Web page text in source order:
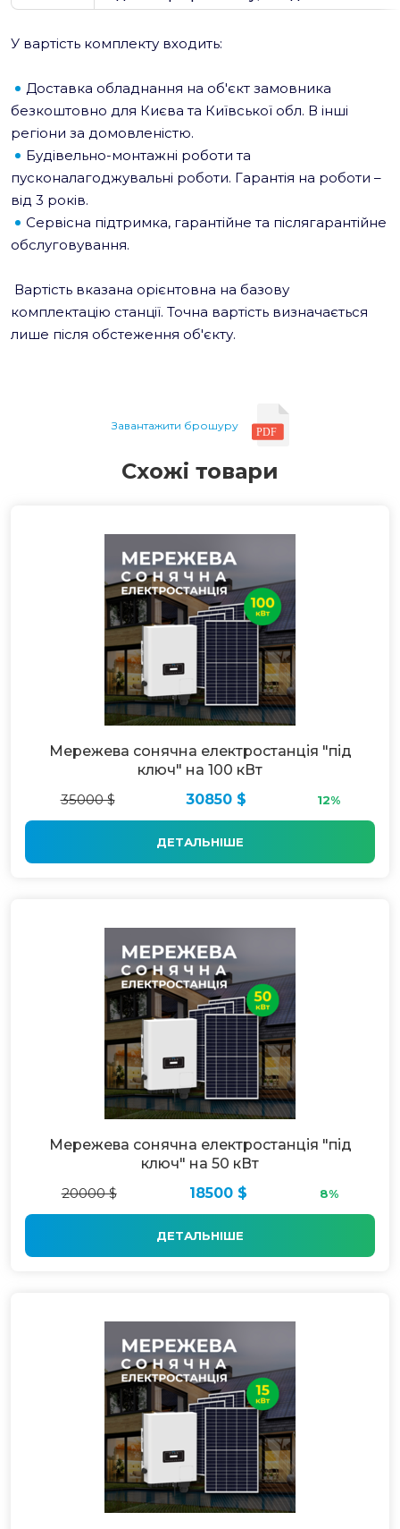
У вартість комплекту входить:
Доставка обладнання на об'єкт замовника
безкоштовно для Києва та Київської обл. В інші
регіони за домовленістю.
Будівельно-монтажні роботи та
пусконалагоджувальні роботи. Гарантія на роботи –
від 3 років.
Сервісна підтримка, гарантійне та післягарантійне
обслуговування.
Вартість вказана орієнтовна на базову
комплектацію станції. Точна вартість визначається
лише після обстеження об'єкту.
Завантажити брошуру
Схожі товари
Мережева сонячна електростанція "під
ключ" на 100 кВт
35000 $
30850 $ 12%
ДЕТАЛЬНІШЕ
Мережева сонячна електростанція "під
ключ" на 50 кВт
20000 $
18500 $ 8%
ДЕТАЛЬНІШЕ